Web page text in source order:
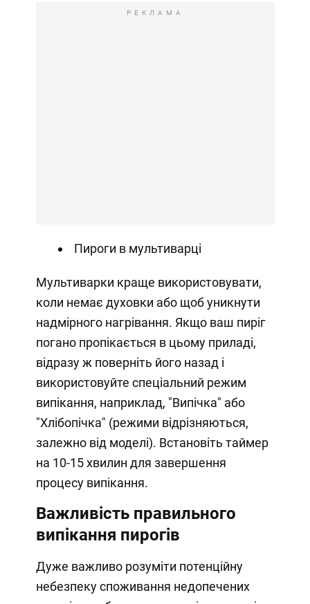
РЕКЛАМА
Пироги в мультиварці
Мультиварки краще використовувати,
коли немає духовки або щоб уникнути
надмірного нагрівання. Якщо ваш пиріг
погано пропікається в цьому приладі,
відразу ж поверніть його назад і
використовуйте спеціальний режим
випікання, наприклад, "Випічка" або
"Хлібопічка" (режими відрізняються,
залежно від моделі). Встановіть таймер
на 10-15 хвилин для завершення
процесу випікання.
Важливість правильного
випікання пирогів
Дуже важливо розуміти потенційну
небезпеку споживання недопечених